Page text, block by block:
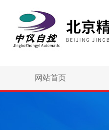
网站首页